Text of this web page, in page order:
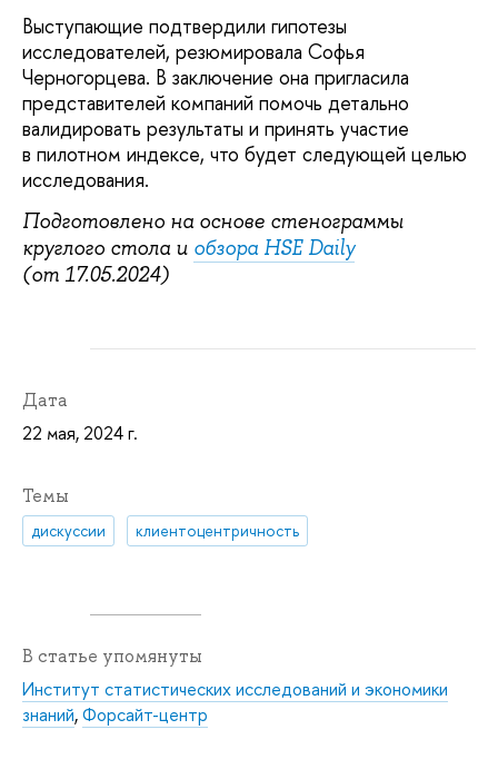
Выступающие подтвердили гипотезы
исследователей, резюмировала Софья
Черногорцева. В заключение она пригласила
представителей компаний помочь детально
валидировать результаты и принять участие
в пилотном индексе, что будет следующей целью
исследования.
Подготовлено на основе стенограммы
круглого стола и обзора HSE Daily
(от 17.05.2024)
Дата
22 мая, 2024 г.
Темы
дискуссии клиентоцентричность
В статье упомянуты
Институт статистических исследований и экономики
знаний,Форсайт-центр